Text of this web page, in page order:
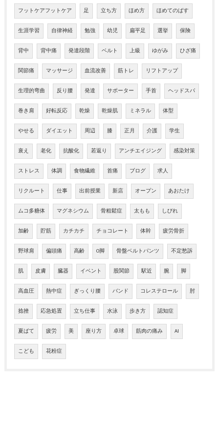
フットケアフットケア 足 立ち方 ほめ方 ほめてのばす
生涯学習 自律神経 勉強 幼児 扁平足 選挙 保険
背中 背中痛 発達段階 ベルト 上級 ゆがみ ひざ痛
関節痛 マッサージ 血流改善 筋トレ リフトアップ
生理的弯曲 反り腰 発達 サポーター 手首 ヘッドスパ
巻き肩 好転反応 乾燥 乾燥肌 ミネラル 体型
やせる ダイエット 周辺 膝 正月 介護 学生
衰え 老化 抗酸化 若返り アンチエイジング 感染対策
ストレス 体調 食物繊維 首痛 ブログ 求人
リクルート 仕事 出前授業 新店 オープン あおたけ
ムコ多糖体 マグネシウム 骨粗鬆症 太もも しびれ
加齢 貯筋 カチカチ チョコレート 体幹 疲労骨折
野球肩 偏頭痛 高齢 O脚 骨盤ベルトパンツ 不定愁訴
肌 皮膚 臓器 イベント 股関節 駅近 腕 脚
高血圧 熱中症 ぎっくり腰 バンド コレステロール 肘
捻挫 応急処置 立ち仕事 水泳 歩き方 認知症
夏ばて 疲労 美 座り方 卓球 筋肉の痛み AI
こども 花粉症